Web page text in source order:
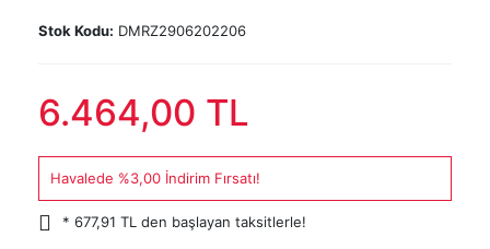
Stok Kodu: DMRZ2906202206
6.464,00 TL
Havalede %3,00 İndirim Fırsatı!
* 677,91 TL den başlayan taksitlerle!